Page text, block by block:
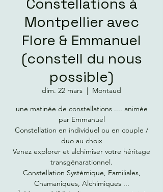
Montpellier avec
Flore & Emmanuel
(constell du nous
possible)
dim. 22 mars
  |
Montaud
une matinée de constellations .... animée
par Emmanuel
Constellation en individuel ou en couple /
duo au choix
Venez explorer et alchimiser votre héritage
transgénarationnel.
Constellation Systémique, Familiales,
Chamaniques, Alchimiques ...